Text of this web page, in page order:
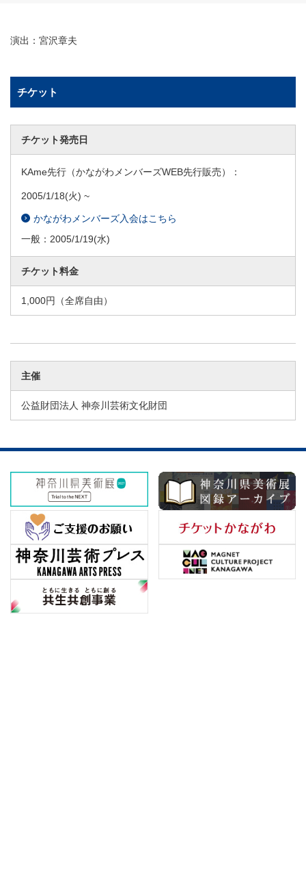
演出：宮沢章夫
チケット
チケット発売日
KAme先行（かながわメンバーズWEB先行販売）：
2005/1/18(火) ~
かながわメンバーズ入会はこちら
一般： 2005/1/19(水)
チケット料金
1,000円（全席自由）
主催
公益財団法人 神奈川芸術文化財団